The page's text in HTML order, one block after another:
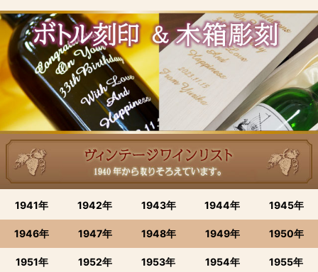
1941年 1942年 1943年 1944年 1945年
1946年 1947年 1948年 1949年 1950年
1951年 1952年 1953年 1954年 1955年